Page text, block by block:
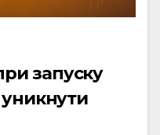
запуску
уникнути